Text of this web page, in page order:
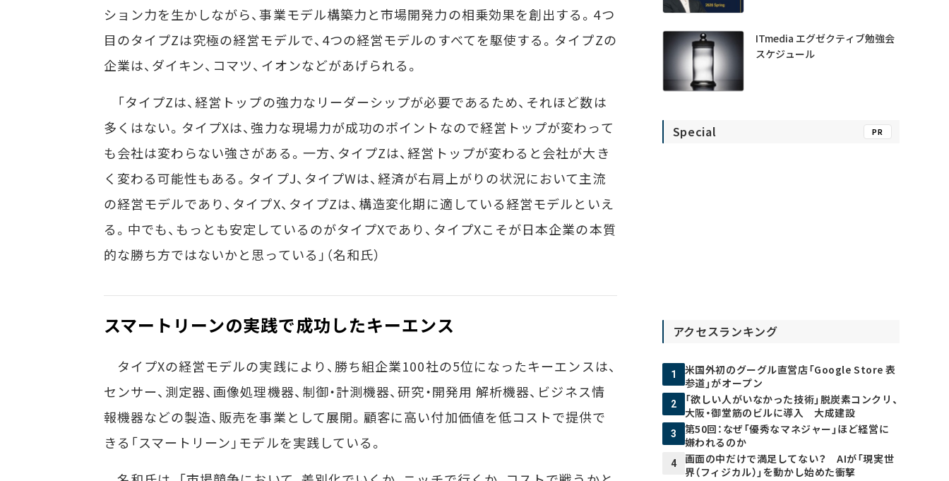
ション力を生かしながら、事業モデル構築力と市場開発力の相乗効果を創出する。4つ
目のタイプZは究極の経営モデルで、4つの経営モデルのすべてを駆使する。タイプZの
企業は、ダイキン、コマツ、イオンなどがあげられる。
「タイプZは、経営トップの強力なリーダーシップが必要であるため、それほど数は
多くはない。タイプXは、強力な現場力が成功のポイントなので経営トップが変わって
も会社は変わらない強さがある。一方、タイプZは、経営トップが変わると会社が大き
く変わる可能性もある。タイプJ、タイプWは、経済が右肩上がりの状況において主流
の経営モデルであり、タイプX、タイプZは、構造変化期に適している経営モデルといえ
る。中でも、もっとも安定しているのがタイプXであり、タイプXこそが日本企業の本質
的な勝ち方ではないかと思っている」（名和氏）
スマートリーンの実践で成功したキーエンス
タイプXの経営モデルの実践により、勝ち組企業100社の5位になったキーエンスは、
センサー、測定器、画像処理機器、制御・計測機器、研究・開発用 解析機器、ビジネス情
報機器などの製造、販売を事業として展開。顧客に高い付加価値を低コストで提供で
きる「スマートリーン」モデルを実践している。
ITmedia エグゼクティブ勉強会
スケジュール
Special PR
アクセスランキング
1
米国外初のグーグル直営店「Google Store 表
参道」がオープン
2
「欲しい人がいなかった技術」脱炭素コンクリ、
大阪・御堂筋のビルに導入 大成建設
3
第50回：なぜ「優秀なマネジャー」ほど経営に
嫌われるのか
4
画面の中だけで満足してない？ AIが「現実世
界（フィジカル）」を動かし始めた衝撃